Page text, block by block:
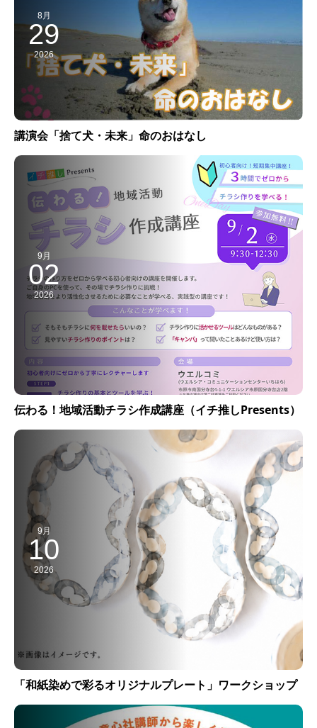
8月
29
2026
講演会「捨て犬・未来」命のおはなし
9月
02
2026
伝わる！地域活動チラシ作成講座（イチ推しPresents）
9月
10
2026
「和紙染めで彩るオリジナルプレート」ワークショップ